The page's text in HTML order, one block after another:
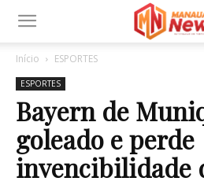
Início ESPORTES
ESPORTES
Bayern de
goleado e perde
invencibilidade